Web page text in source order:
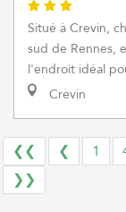
Situé à Crevin,
sud de Rennes,
l'endroit idéal
Crevin
❮❮ ❮ 1
❯❯